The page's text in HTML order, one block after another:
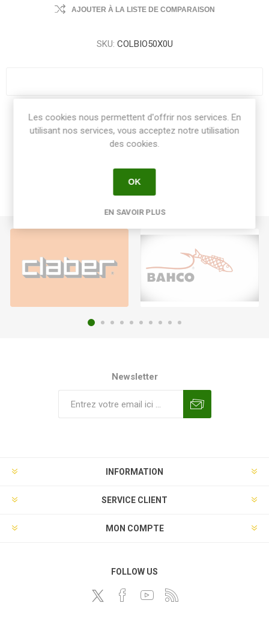
AJOUTER À LA LISTE DE COMPARAISON
SKU: COLBIO50X0U
Share:
Newsletter
INFORMATION
SERVICE CLIENT
MON COMPTE
FOLLOW US
Les cookies nous permettent d'offrir nos services. En
utilisant nos services, vous acceptez notre utilisation
des cookies.
OK
EN SAVOIR PLUS